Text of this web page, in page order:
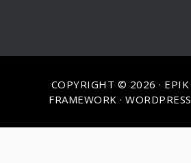
COPYRIGHT © 2026 · EPIK
FRAMEWORK · WORDPRESS